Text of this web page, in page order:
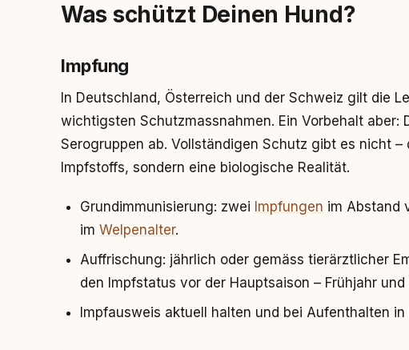
Was schützt Deinen Hund?
Impfung
In Deutschland, Österreich und der Schweiz gilt die
wichtigsten Schutzmassnahmen. Ein Vorbehalt aber:
Serogruppen ab. Vollständigen Schutz gibt es nicht
Impfstoffs, sondern eine biologische Realität.
Grundimmunisierung: zwei Impfungen im Abstand
im Welpenalter.
Auffrischung: jährlich oder gemäss tierärztlicher
den Impfstatus vor der Hauptsaison – Frühjahr
Impfausweis aktuell halten und bei Aufenthalten